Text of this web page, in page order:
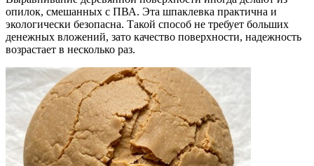
опилок, смешанных с ПВА. Эта шпаклевка практична и
экологически безопасна. Такой способ не требует больших
денежных вложений, зато качество поверхности, надежность
возрастает в несколько раз.